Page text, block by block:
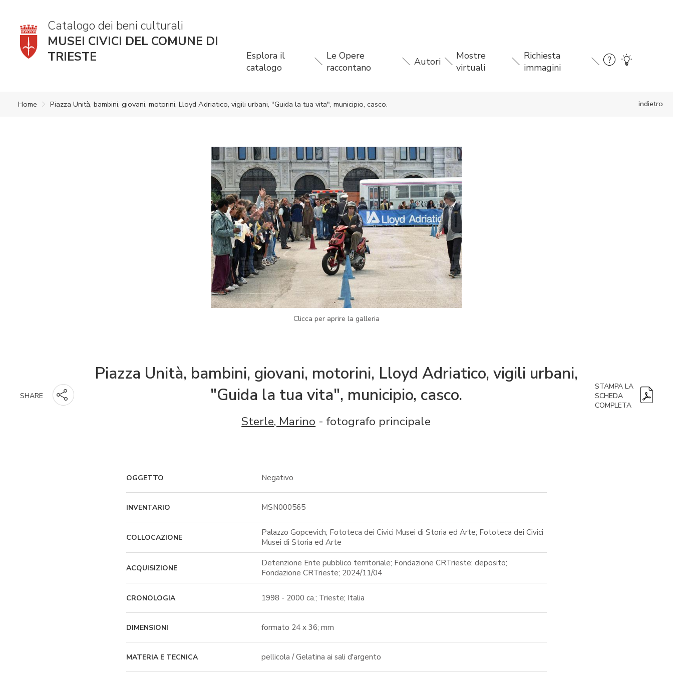
Catalogo dei beni culturali
MUSEI CIVICI DEL COMUNE DI
TRIESTE
Esplora il
catalogo
Le Opere
raccontano
Autori
Mostre
virtuali
Richiesta
immagini
indietro
Home Piazza Unità, bambini, giovani, motorini, Lloyd Adriatico, vigili urbani, "Guida la tua vita", municipio, casco.
Clicca per aprire la galleria
SHARE
Piazza Unità, bambini, giovani, motorini, Lloyd Adriatico, vigili urbani,
"Guida la tua vita", municipio, casco.
Sterle, Marino - fotografo principale
STAMPA LA
SCHEDA
COMPLETA
OGGETTO Negativo
INVENTARIO MSN000565
COLLOCAZIONE
Palazzo Gopcevich; Fototeca dei Civici Musei di Storia ed Arte; Fototeca dei Civici
Musei di Storia ed Arte
ACQUISIZIONE
Detenzione Ente pubblico territoriale; Fondazione CRTrieste; deposito;
Fondazione CRTrieste; 2024/11/04
CRONOLOGIA 1998 - 2000 ca.; Trieste; Italia
DIMENSIONI formato 24 x 36; mm
MATERIA E TECNICA pellicola / Gelatina ai sali d'argento